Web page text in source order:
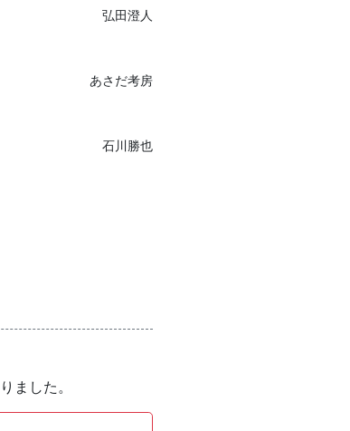
弘田澄人
あさだ考房
石川勝也
ました。